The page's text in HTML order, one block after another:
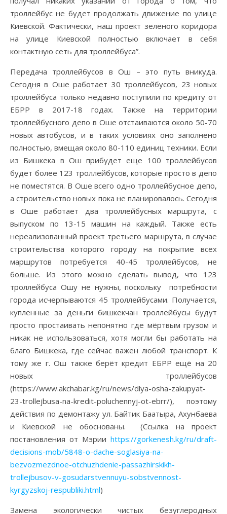
троллейбус не будет продолжать движение по улице
Киевской. Фактически, наш проект зеленого коридора
на улице Киевской полностью включает в себя
контактную сеть для троллейбуса”.
Передача троллейбусов в Ош – это путь вникуда.
Сегодня в Оше работает 30 троллейбусов, 23 новых
троллейбуса только недавно поступили по кредиту от
ЕБРР в 2017-18 годах. Также на территории
троллейбусного депо в Оше отстаиваются около 50-70
новых автобусов, и в таких условиях оно заполнено
полностью, вмещая около 80-110 единиц техники. Если
из Бишкека в Ош прибудет еще 100 троллейбусов
будет более 123 троллейбусов, которые просто в депо
не поместятся. В Оше всего одно троллейбусное депо,
а строительство новых пока не планировалось. Сегодня
в Оше работает два троллейбусных маршрута, с
выпуском по 13-15 машин на каждый. Также есть
нереализованный проект третьего маршрута, в случае
строительства которого городу на покрытие всех
маршрутов потребуется 40-45 троллейбусов, не
больше. Из этого можно сделать вывод, что 123
троллейбуса Ошу не нужны, поскольку потребности
города исчерпываются 45 троллейбусами. Получается,
купленные за деньги бишкекчан троллейбусы будут
просто простаивать непонятно где мёртвым грузом и
никак не использоваться, хотя могли бы работать на
благо Бишкека, где сейчас важен любой транспорт. К
тому же г. Ош также берёт кредит ЕБРР ещё на 20
новых троллейбусов
(https://www.akchabar.kg/ru/news/dlya-osha-zakupyat-
23-trollejbusa-na-kredit-poluchennyj-ot-ebrr/), поэтому
действия по демонтажу ул. Байтик Баатыра, Ахунбаева
и Киевской не обоснованы. (Ссылка на проект
постановления от Мэрии https://gorkenesh.kg/ru/draft-
decisions-mob/5848-o-dache-soglasiya-na-
bezvozmezdnoe-otchuzhdenie-passazhirskikh-
trollejbusov-v-gosudarstvennuyu-sobstvennost-
kyrgyzskoj-respubliki.html)
Замена экологически чистых безуглеродных